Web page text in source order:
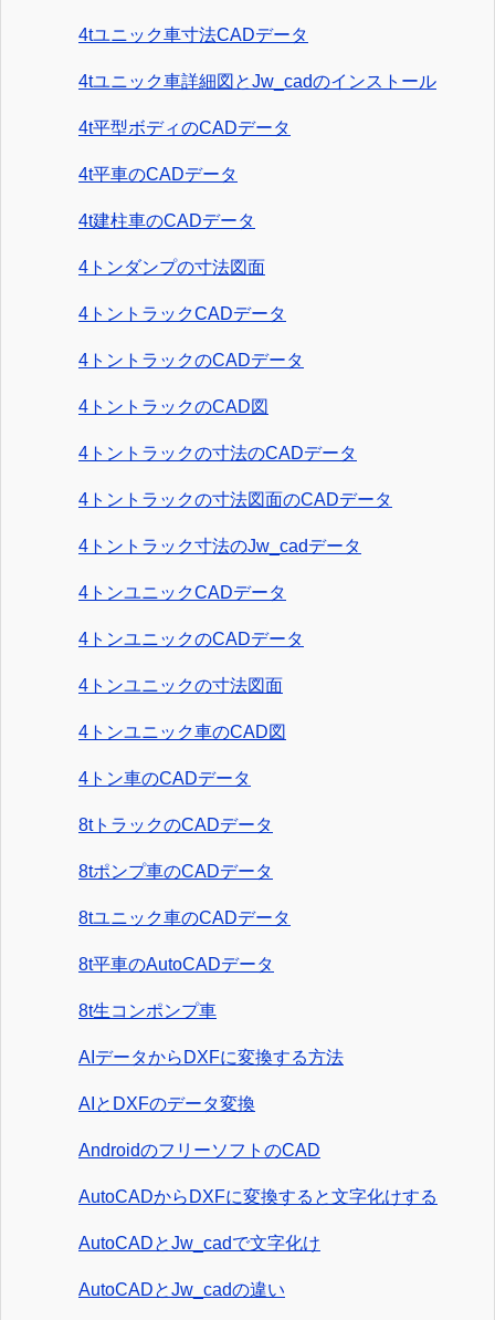
4tユニック車寸法CADデータ
4tユニック車詳細図とJw_cadのインストール
4t平型ボディのCADデータ
4t平車のCADデータ
4t建柱車のCADデータ
4トンダンプの寸法図面
4トントラックCADデータ
4トントラックのCADデータ
4トントラックのCAD図
4トントラックの寸法のCADデータ
4トントラックの寸法図面のCADデータ
4トントラック寸法のJw_cadデータ
4トンユニックCADデータ
4トンユニックのCADデータ
4トンユニックの寸法図面
4トンユニック車のCAD図
4トン車のCADデータ
8tトラックのCADデータ
8tポンプ車のCADデータ
8tユニック車のCADデータ
8t平車のAutoCADデータ
8t生コンポンプ車
AIデータからDXFに変換する方法
AIとDXFのデータ変換
AndroidのフリーソフトのCAD
AutoCADからDXFに変換すると文字化けする
AutoCADとJw_cadで文字化け
AutoCADとJw_cadの違い